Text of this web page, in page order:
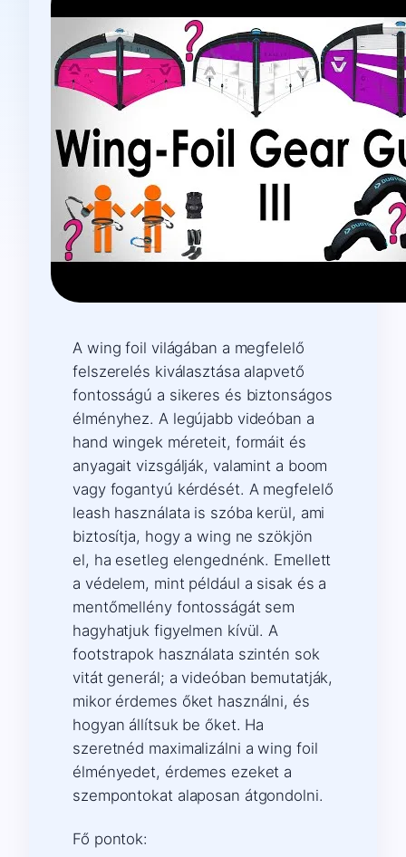
A wing foil világában a megfelelő
felszerelés kiválasztása alapvető
fontosságú a sikeres és biztonságos
élményhez. A legújabb videóban a
hand wingek méreteit, formáit és
anyagait vizsgálják, valamint a boom
vagy fogantyú kérdését. A megfelelő
leash használata is szóba kerül, ami
biztosítja, hogy a wing ne szökjön
el, ha esetleg elengednénk. Emellett
a védelem, mint például a sisak és a
mentőmellény fontosságát sem
hagyhatjuk figyelmen kívül. A
footstrapok használata szintén sok
vitát generál; a videóban bemutatják,
mikor érdemes őket használni, és
hogyan állítsuk be őket. Ha
szeretnéd maximalizálni a wing foil
élményedet, érdemes ezeket a
szempontokat alaposan átgondolni.
Fő pontok: